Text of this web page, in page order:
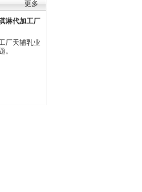
更多
淋代加工厂
厂天辅乳业
。